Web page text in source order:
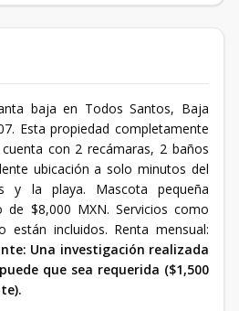
baja en Todos Santos, Baja
Esta propiedad completamente
con 2 recámaras, 2 baños
ubicación a solo minutos del
y la playa. Mascota pequeña
de $8,000 MXN. Servicios como
incluidos. Renta mensual:
Una investigación realizada
que sea requerida ($1,500